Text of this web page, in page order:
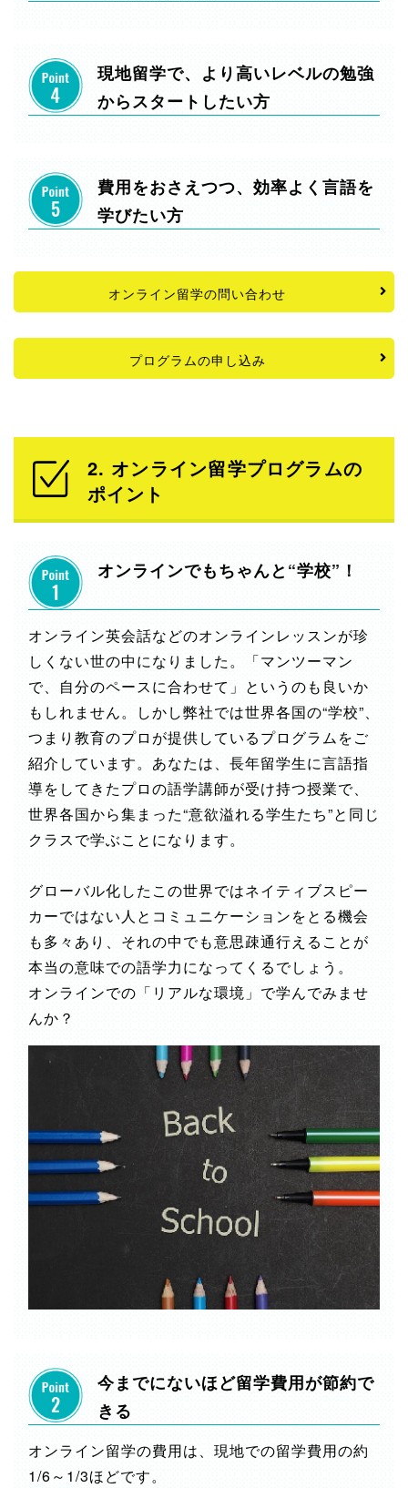
現地留学で、より高いレベルの勉強
からスタートしたい方
費用をおさえつつ、効率よく言語を
学びたい方
オンライン留学の問い合わせ
プログラムの申し込み
2. オンライン留学プログラムの
ポイント
オンラインでもちゃんと“学校”！
オンライン英会話などのオンラインレッスンが珍
しくない世の中になりました。「マンツーマン
で、自分のペースに合わせて」というのも良いか
もしれません。しかし弊社では世界各国の“学校”、
つまり教育のプロが提供しているプログラムをご
紹介しています。あなたは、長年留学生に言語指
導をしてきたプロの語学講師が受け持つ授業で、
世界各国から集まった“意欲溢れる学生たち”と同じ
クラスで学ぶことになります。
グローバル化したこの世界ではネイティブスピー
カーではない人とコミュニケーションをとる機会
も多々あり、それの中でも意思疎通行えることが
本当の意味での語学力になってくるでしょう。
オンラインでの「リアルな環境」で学んでみませ
んか？
今までにないほど留学費用が節約で
きる
オンライン留学の費用は、現地での留学費用の約
1/6～1/3ほどです。